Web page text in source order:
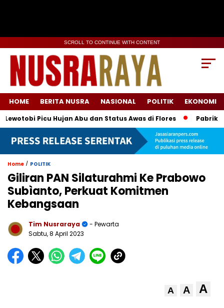
SCROLL TO CONTINUE WITH CONTENT
HOME BERITA NUSRA NASIONAL POLITIK EKONOMI
Picu Hujan Abu dan Status Awas di Flores Pabrik Coca
Home / POLITIK
Giliran PAN Silaturahmi Ke Prabowo
Subìanto, Perkuat Komitmen
Kebangsaan
Tim Nusraraya
- Pewarta
Sabtu, 8 April 2023
A A A